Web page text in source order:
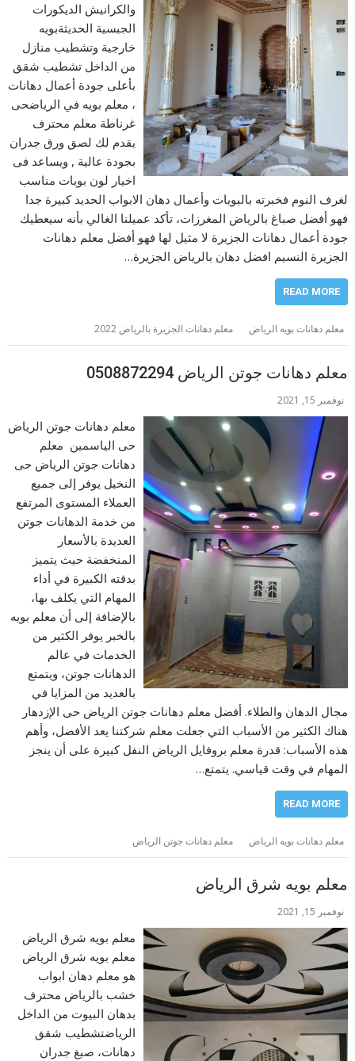
والكرانيش الديكورات
الجبسية الحديثةبويه
خارجية وتشطيب منازل
من الداخل تشطيب شقق
بأعلى جودة أعمال دهانات
، معلم بويه في الرياضحى
غرناطة معلم محترف
يقدم لك لصق ورق جدران
بجودة عالية , ويساعد فى
اخيار لون بويات مناسب
لغرف النوم فخبرته بالبويات وأعمال دهان الابواب الحديد كبيرة جدا
فهو أفضل صباغ بالرياض المغرزات، تأكد عميلنا الغالي بأنه سيعطيك
جودة أعمال دهانات الجزيرة لا مثيل لها فهو أفضل معلم دهانات
الجزيرة النسيم افضل دهان بالرياض الجزيرة…
READ MORE
معلم دهانات بويه الرياض معلم دهانات الجزيرة بالرياض 2022
معلم دهانات جوتن الرياض 0508872294
نوفمبر 15, 2021
معلم دهانات جوتن الرياض
حى الياسمين معلم
دهانات جوتن الرياض حى
النخيل يوفر إلى جميع
العملاء المستوى المرتفع
من خدمة الدهانات جوتن
العديدة بالأسعار
المنخفضة حيث يتميز
بدقته الكبيرة في أداء
المهام التي يكلف بها،
بالإضافة إلى أن معلم بويه
بالخبر يوفر الكثير من
الخدمات في عالم
الدهانات جوتن، ويتمتع
بالعديد من المزايا في
مجال الدهان والطلاء. أفضل معلم دهانات جوتن الرياض حى الإزدهار
هناك الكثير من الأسباب التي جعلت معلم شركتنا يعد الأفضل، وأهم
هذه الأسباب: قدرة معلم بروفايل الرياض النفل كبيرة على أن ينجز
المهام في وقت قياسي. يتمتع…
READ MORE
معلم دهانات بويه الرياض معلم دهانات جوتن الرياض
معلم بويه شرق الرياض
نوفمبر 15, 2021
معلم بويه شرق الرياض
معلم بويه شرق الرياض
هو معلم دهان ابواب
خشب بالرياض محترف
بدهان البيوت من الداخل
الرياضتشطيب شقق
دهانات، صبغ جدران